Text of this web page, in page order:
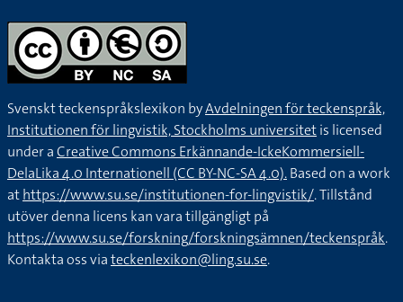
Svenskt teckenspråkslexikon byAvdelningen för teckenspråk,
Institutionen för lingvistik, Stockholms universitetis licensed
under aCreative Commons Erkännande-IckeKommersiell-
DelaLika 4.0 Internationell (CC BY-NC-SA 4.0).Based on a work
athttps://www.su.se/institutionen-for-lingvistik/. Tillstånd
utöver denna licens kan vara tillgängligt på
https://www.su.se/forskning/forskningsämnen/teckenspråk.
Kontakta oss viateckenlexikon@ling.su.se.